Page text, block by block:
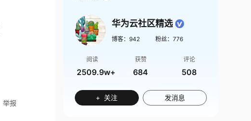
举报
华为云社区精选
博客： 942 粉丝： 776
阅读
2509.9w+
获赞
684
评论
508
+ 关注 发消息